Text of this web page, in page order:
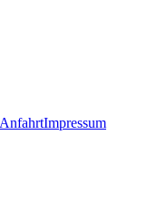
AnfahrtImpressum